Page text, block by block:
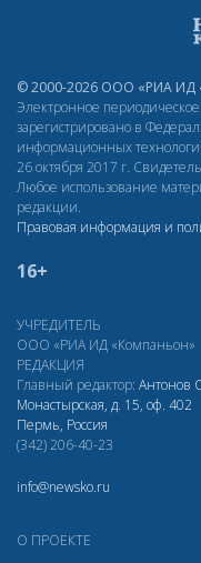
© 2000-2026 ООО «РИА ИД
Электронное
зарегистрировано в
информационных
26 октября 2017 г.
Любое использование
редакции.
Правовая информация и
16+
УЧРЕДИТЕЛЬ
ООО «РИА ИД «Компаньон»
РЕДАКЦИЯ
Главный редактор: Антонов
Монастырская, д. 15, оф. 402
Пермь, Россия
(342) 206-40-23
info@newsko.ru
О ПРОЕКТЕ